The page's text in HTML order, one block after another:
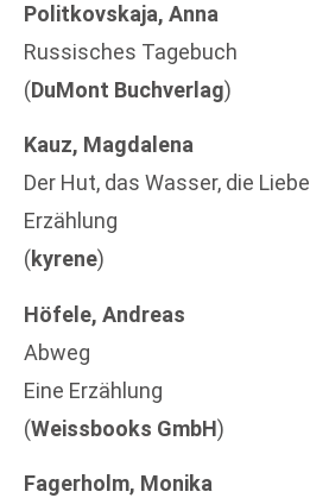
Politkovskaja, Anna
Russisches Tagebuch
(DuMont Buchverlag)
Kauz, Magdalena
Der Hut, das Wasser, die Liebe
Erzählung
(kyrene)
Höfele, Andreas
Abweg
Eine Erzählung
(Weissbooks GmbH)
Fagerholm, Monika